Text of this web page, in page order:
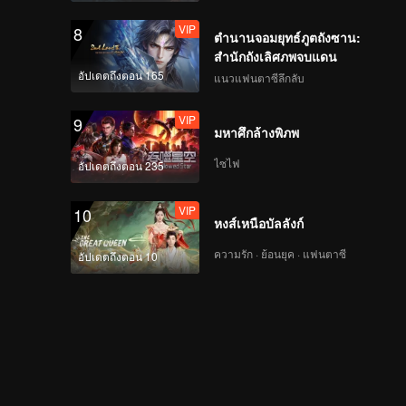
8
อัปเดตถึงตอน 165
VIP
ตำนานจอมยุทธ์ภูตถังซาน:
สำนักถังเลิศภพจบแดน
แนวแฟนตาซีลึกลับ
9
อัปเดตถึงตอน 235
VIP
มหาศึกล้างพิภพ
ไซไฟ
10
อัปเดตถึงตอน 10
VIP
หงส์เหนือบัลลังก์
ความรัก · ย้อนยุค · แฟนตาซี